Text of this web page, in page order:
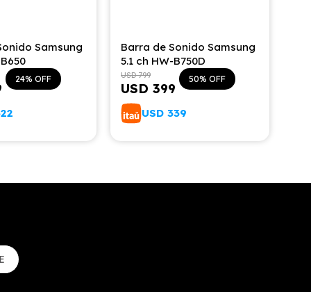
Samsung
24
Barra de Sonido Samsung
5.1 ch HW-B750D
USD 399
USD 799 50
USD 339